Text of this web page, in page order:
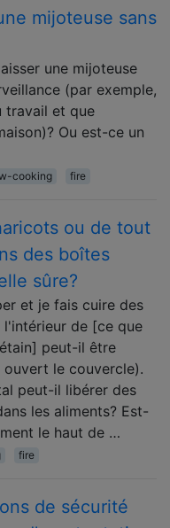
mijoteuse sans
une mijoteuse
(par exemple,
travail et que
Ou est-ce un
cooking fire
ou de tout
des boîtes
sûre?
et je fais cuire des
de [ce que
peut-il être
le couvercle).
peut-il libérer des
les aliments? Est-
le haut de …
fire
de sécurité